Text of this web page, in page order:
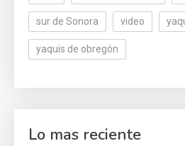
sur de Sonora video
yaquis de obregón
Lo mas reciente